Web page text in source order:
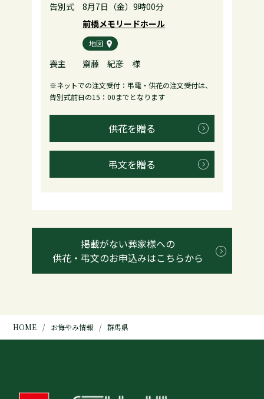
告別式
8月7日（金）9時00分
前橋メモリードホール
地図
喪主 齋藤 紀彦 様
※ネットでの注文受付：弔電・供花の注文受付は、
告別式前日の15：00までとなります
供花を贈る
弔文を贈る
掲載がない葬家様への
供花・弔文のお申込みはこちらから
HOME お悔やみ情報 群馬県